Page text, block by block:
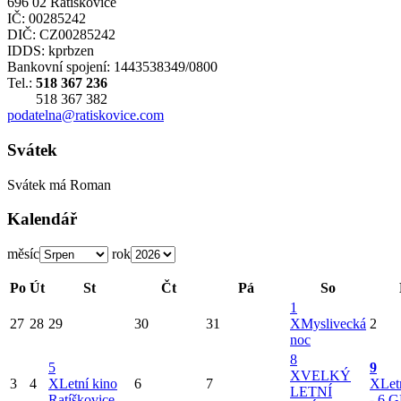
IČ: 00285242
DIČ: CZ00285242
IDDS: kprbzen
Bankovní spojení: 1443538349/0800
Tel.: 518 367 236
518 367 382
podatelna@ratiskovice.com
Svátek
Svátek má Roman
Kalendář
měsíc rok
Po Út St Čt Pá So
27 28 29 30 31
1
XMyslivecká
noc
2
3 4
5
XLetní kino
6 7
8
XVELKÝ
LETNÍ
9
X